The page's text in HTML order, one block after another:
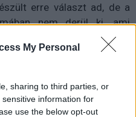
My Personal
sharing to third parties, or
information for
use the below opt-out
erre választ ad, de a
nem derül ki, ami
mert eléggé tévútra viszi a
belecsaphatunk a